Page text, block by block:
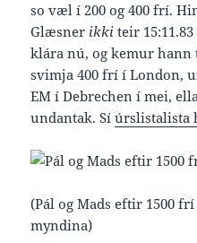
so væl í 200 og 400 frí.
Glæsner ikki teir
klára nú, og kemur hann
svimja 400 frí í London,
EM í Debrechen í mei,
undantak. Síúrslistalista
(Pál og Mads eftir 1500
myndina)